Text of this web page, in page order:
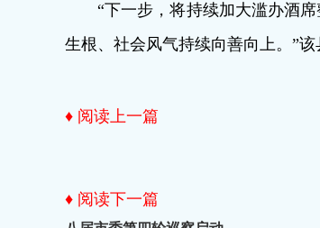
“下一步，将持续加大滥办酒
生根、社会风气持续向善向上。”该
♦ 阅读上一篇
♦ 阅读下一篇